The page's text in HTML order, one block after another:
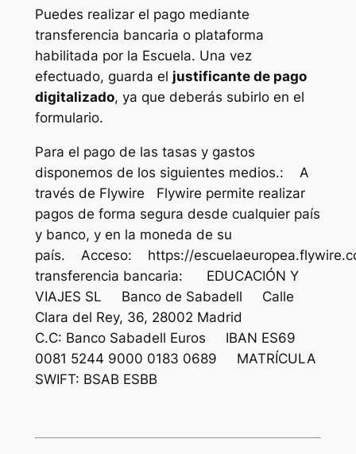
Puedes realizar el pago mediante
transferencia bancaria o plataforma
habilitada por la Escuela. Una vez
efectuado, guarda el justificante de pago
digitalizado, ya que deberás subirlo en el
formulario.
Para el pago de las tasas y gastos
disponemos de los siguientes medios.: A
través de Flywire Flywire permite realizar
pagos de forma segura desde cualquier país
y banco, y en la moneda de su
país. Acceso: https://
transferencia bancaria: EDUCACIÓN Y
VIAJES SL Banco de Sabadell Calle
Clara del Rey, 36, 28002 Madrid
C.C: Banco Sabadell Euros IBAN ES69
0081 5244 9000 0183 0689 MATRÍCULA
SWIFT: BSAB ESBB